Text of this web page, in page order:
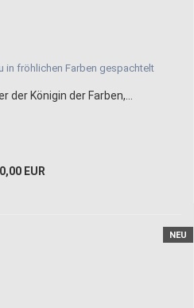
Königin der Farben,...
EUR
NEU